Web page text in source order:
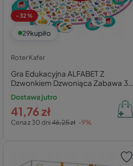
-32%
29kupiło
Roter Kafer
Gra Edukacyjna ALFABET Z
Dzwonkiem Dzwoniąca Zabawa 3+
Roter Kafer
Dostawa jutro
Cena z 30 dni46,25 zł -9%
41,76 zł